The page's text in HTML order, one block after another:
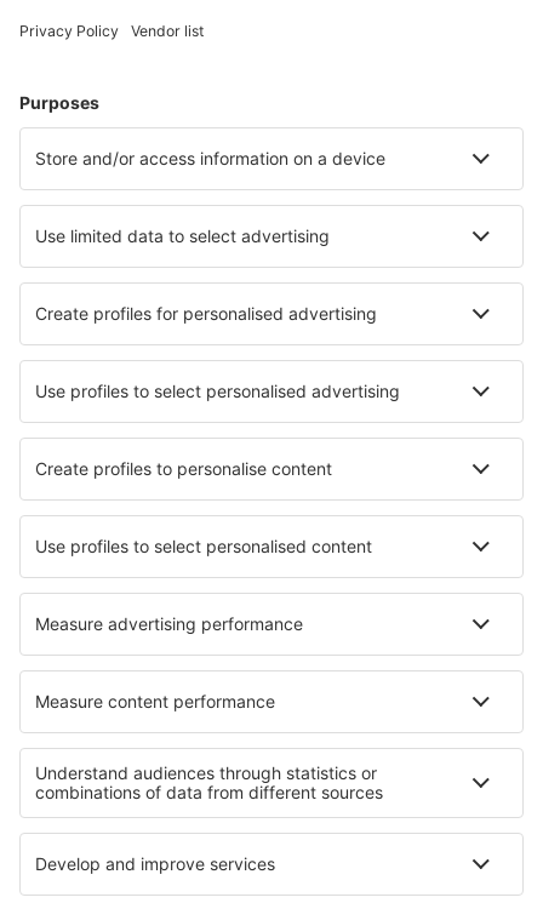
Meest gezochte hotels door eSky-gebruikers
Hotels in Wenen Hotels in Solden Hotels in Zell am See
Hotels in Stumm Hotels in Ramsau im Zillertal
Hotels in Schiefling am See Hotels in Finkenberg
Beste hotels - steden
Hotels in Langenberg Hotels in Batu Pahat
Hotels in Surin Beach Hotels in Tiana
Hotels in Sant Vicenc De Montalt Hotels in Robbinsville
Hotels in Zawyat Oulmzi Hotels in Stredokluky
Beste hotels - regio's
Hotels in Weissensee Hotels in Zell am See-Kaprun
Hotels in Salzburg Region Hotels in Wachau Valley
Hotels in Wolfgangsee Hotels aan de Albanese Rivièra
Hotels op Martinique Hotels in Midden-Dalmatië